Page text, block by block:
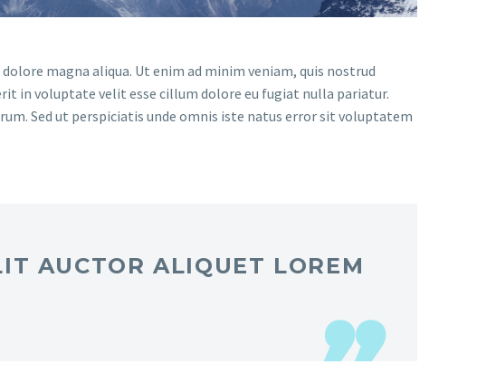
magna aliqua. Ut enim ad minim veniam, quis nostrud
in voluptate velit esse cillum dolore eu fugiat nulla pariatur.
Sed ut perspiciatis unde omnis iste natus error sit voluptatem
AUCTOR ALIQUET LOREM